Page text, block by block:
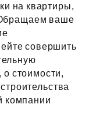
на квартиры,
ваше
совершить
стоимости,
компании